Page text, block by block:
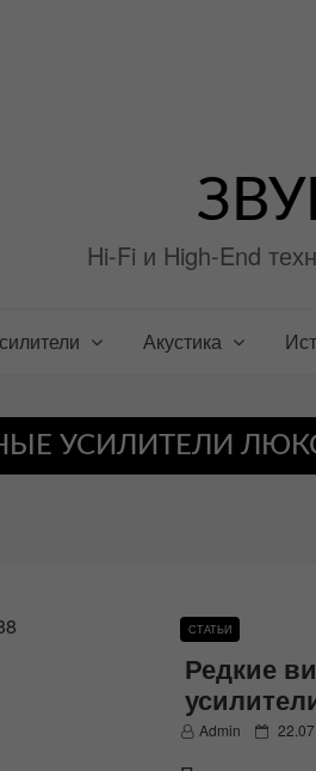
Hi-Fi и High-End
Акустика
УСИЛИТЕЛИ
СТАТЬИ
Редкие
Admin
P